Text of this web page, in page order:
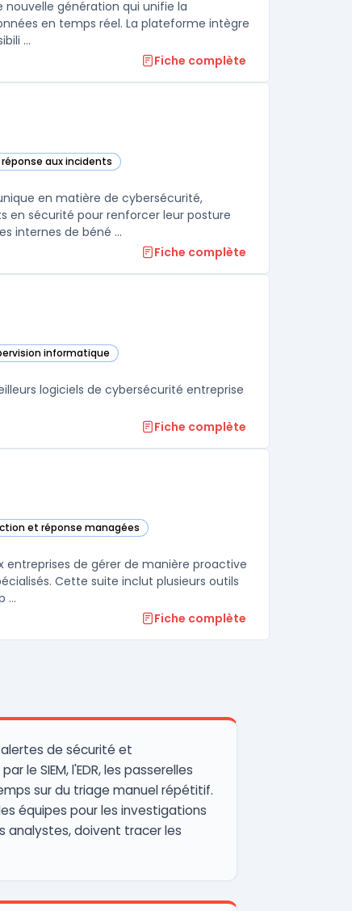
en temps réel. La plateforme intègre
...
Fiche complète
réponse aux incidents
Services dans cette catégorie
en matière de cybersécurité,
en sécurité pour renforcer leur posture
internes de béné ...
Fiche complète
informatique
catégorie
logiciels de cybersécurité entreprise
Fiche complète
et réponse managées
dans cette catégorie
de gérer de manière proactive
Cette suite inclut plusieurs outils
...
Fiche complète
de sécurité et
le SIEM, l'EDR, les passerelles
sur du triage manuel répétitif.
équipes pour les investigations
analystes, doivent tracer les